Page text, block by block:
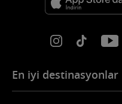
En iyi destinasyonlar